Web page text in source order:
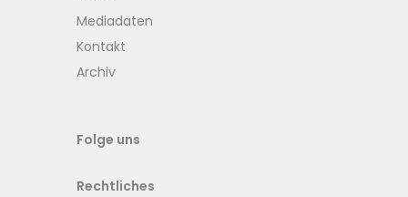
Mediadaten
Kontakt
Archiv
Folge uns
Rechtliches